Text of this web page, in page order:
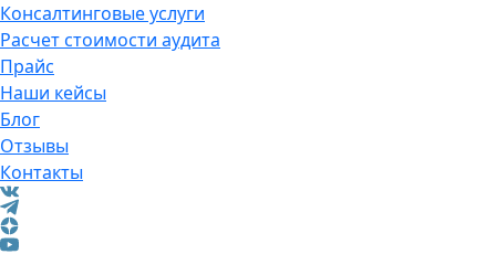
Консалтинговые услуги
Расчет стоимости аудита
Прайс
Наши кейсы
Блог
Отзывы
Контакты